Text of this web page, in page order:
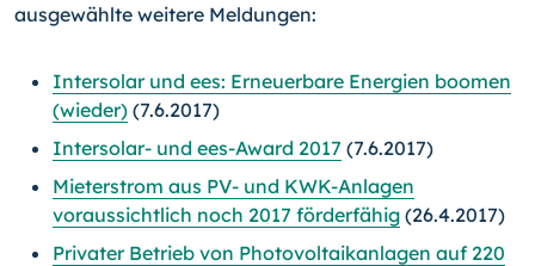
ausgewählte weitere Meldungen:
Intersolar und ees: Erneuerbare Energien boomen
(wieder) (7.6.2017)
Intersolar- und ees-Award 2017 (7.6.2017)
Mieterstrom aus PV- und KWK-Anlagen
voraussichtlich noch 2017 förderfähig (26.4.2017)
Privater Betrieb von Photovoltaikanlagen auf 220